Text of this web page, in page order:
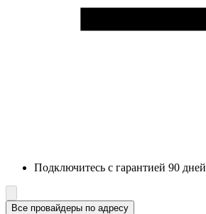
Подключитесь с гарантией 90 дней
Все провайдеры по адресу